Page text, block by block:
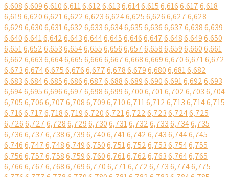
6,6086,6096,6106,6116,6126,6136,6146,6156,6166,6176,618
6,6196,6206,6216,6226,6236,6246,6256,6266,6276,628
6,6296,6306,6316,6326,6336,6346,6356,6366,6376,6386,639
6,6406,6416,6426,6436,6446,6456,6466,6476,6486,6496,650
6,6516,6526,6536,6546,6556,6566,6576,6586,6596,6606,661
6,6626,6636,6646,6656,6666,6676,6686,6696,6706,6716,672
6,6736,6746,6756,6766,6776,6786,6796,6806,6816,682
6,6836,6846,6856,6866,6876,6886,6896,6906,6916,6926,693
6,6946,6956,6966,6976,6986,6996,7006,7016,7026,7036,704
6,7056,7066,7076,7086,7096,7106,7116,7126,7136,7146,715
6,7166,7176,7186,7196,7206,7216,7226,7236,7246,725
6,7266,7276,7286,7296,7306,7316,7326,7336,7346,735
6,7366,7376,7386,7396,7406,7416,7426,7436,7446,745
6,7466,7476,7486,7496,7506,7516,7526,7536,7546,755
6,7566,7576,7586,7596,7606,7616,7626,7636,7646,765
6,7666,7676,7686,7696,7706,7716,7726,7736,7746,775